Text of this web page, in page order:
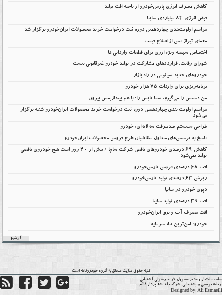
کاهش مصرف انرژی پارس‌خودرو از ناحیه افت تولید
قبض انرژی ۸۴ میلیاردی سایپا
مراسم اولویت‌بندی چهاردهمین دوره ثبت درخواست خرید محصولات ایران‌خودرو برگزار شد
معمای تیراژ پس از اصلاح قیمت
اختصاص سهمیه ویژه ارزی برای قطعات وارداتی ها
شورای رقابت: قراردادهای مشارکت در تولید خودرو غیرقانونی نیست
خودروهای جدید شیائومی در راه بازار
برنامه‌ریزی برای واردات ۷۵ هزار خودرو
من دستش را می‌گیرم، شما پایش را؛ با هم بیندازیمش بیرون
مراسم اولویت بندی چهاردهمین دوره ثبت درخواست خرید محصولات ایران‌خودرو شنبه برگزار
می‌شود
طراحی «سیستم ضدسرقت سه‌لایه‌ای» خودرو
پاسخ به پرسش‌های متداول متقاضیان طرح فروش محصولات ایران‌خودرو
کاهش ۶۹ درصدی خودروهای ناقص شرکت سایپا / بیش از ۴۰ روز است هیچ خودروی ناقصی
تولید نمی‌شود
افت 68 درصدی فروش پارس‌خودرو
ریزش 63 درصدی تولید پارس‌خودرو
دپوی خودرو در سایپا
افت ۳۹ درصدی تولید سایپا
افت مصرف آب و برق ایران‌خودرو
خودرو؛ امن‌ترین پناه سرمایه
آرشیو
کلیه حقوق سایت متعلق به گروهخودرونامهاست
امتیاز و مدیر مسوول: فریبا رسولی آشتیانی
نویسی و پشتیبانی: شرکت اندیشه پرداز قائم
Designed by: Ali